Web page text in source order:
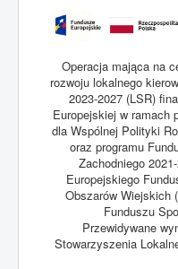
Operacja mająca na
rozwoju lokalnego
2023-2027 (LSR)
Europejskiej w ramach
dla Wspólnej Polityki
oraz programu
Zachodniego
Europejskiego
Obszarów Wiejskich
Funduszu
Przewidywane
Stowarzyszenia